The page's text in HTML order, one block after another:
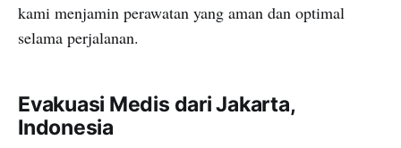
kami menjamin perawatan yang aman dan optimal
selama perjalanan.
Evakuasi Medis dari Jakarta,
Indonesia